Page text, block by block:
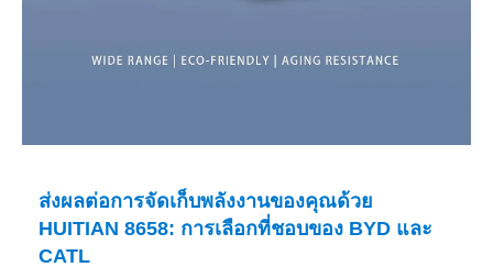
ส่งผลต่อการจัดเก็บพลังงานของคุณด้วย
HUITIAN 8658: การเลือกที่ชอบของ BYD และ
CATL